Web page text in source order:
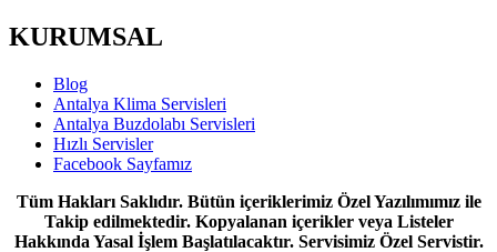
KURUMSAL
Blog
Antalya Klima Servisleri
Antalya Buzdolabı Servisleri
Hızlı Servisler
Facebook Sayfamız
Tüm Hakları Saklıdır. Bütün içeriklerimiz Özel Yazılımımız ile
Takip edilmektedir. Kopyalanan içerikler veya Listeler
Hakkında Yasal İşlem Başlatılacaktır. Servisimiz Özel Servistir.